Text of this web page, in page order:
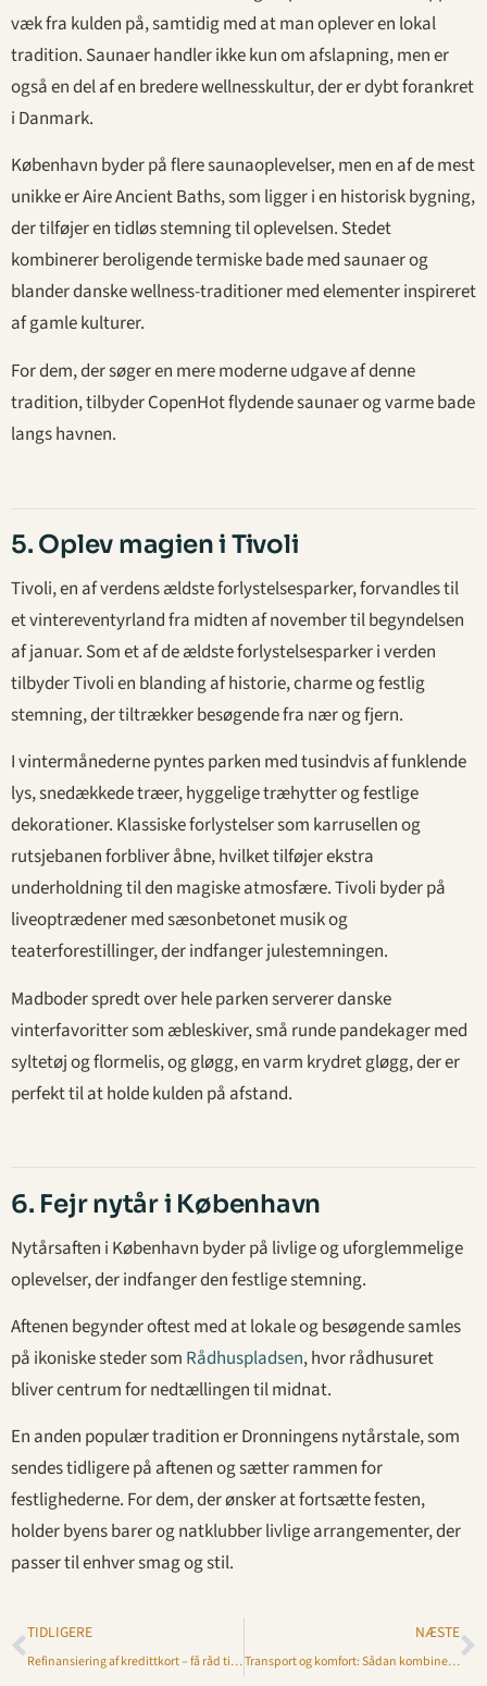
væk fra kulden på, samtidig med at man oplever en lokal
tradition. Saunaer handler ikke kun om afslapning, men er
også en del af en bredere wellnesskultur, der er dybt forankret
i Danmark.
København byder på flere saunaoplevelser, men en af de mest
unikke er Aire Ancient Baths, som ligger i en historisk bygning,
der tilføjer en tidløs stemning til oplevelsen. Stedet
kombinerer beroligende termiske bade med saunaer og
blander danske wellness-traditioner med elementer inspireret
af gamle kulturer.
For dem, der søger en mere moderne udgave af denne
tradition, tilbyder CopenHot flydende saunaer og varme bade
langs havnen.
5. Oplev magien i Tivoli
Tivoli, en af verdens ældste forlystelsesparker, forvandles til
et vintereventyrland fra midten af november til begyndelsen
af januar. Som et af de ældste forlystelsesparker i verden
tilbyder Tivoli en blanding af historie, charme og festlig
stemning, der tiltrækker besøgende fra nær og fjern.
I vintermånederne pyntes parken med tusindvis af funklende
lys, snedækkede træer, hyggelige træhytter og festlige
dekorationer. Klassiske forlystelser som karrusellen og
rutsjebanen forbliver åbne, hvilket tilføjer ekstra
underholdning til den magiske atmosfære. Tivoli byder på
liveoptrædener med sæsonbetonet musik og
teaterforestillinger, der indfanger julestemningen.
Madboder spredt over hele parken serverer danske
vinterfavoritter som æbleskiver, små runde pandekager med
syltetøj og flormelis, og gløgg, en varm krydret gløgg, der er
perfekt til at holde kulden på afstand.
6. Fejr nytår i København
Nytårsaften i København byder på livlige og uforglemmelige
oplevelser, der indfanger den festlige stemning.
Aftenen begynder oftest med at lokale og besøgende samles
på ikoniske steder som Rådhuspladsen, hvor rådhusuret
bliver centrum for nedtællingen til midnat.
En anden populær tradition er Dronningens nytårstale, som
sendes tidligere på aftenen og sætter rammen for
festlighederne. For dem, der ønsker at fortsætte festen,
holder byens barer og natklubber livlige arrangementer, der
passer til enhver smag og stil.
TIDLIGERE
Refinansiering af kredittkort – få råd til livet i storbyen
NÆSTE
Transport og komfort: Sådan kombinerer du effektivitet og komfort